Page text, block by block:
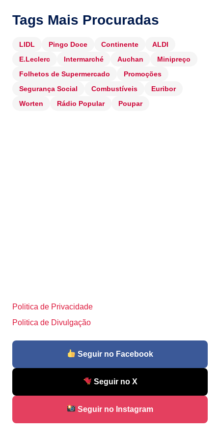
Tags Mais Procuradas
LIDL Pingo Doce Continente
ALDI
E.Leclerc
Intermarché Auchan
Minipreço
Folhetos de Supermercado
Promoções
Segurança Social
Combustíveis
Euribor
Worten
Rádio Popular Poupar
Politica de Privacidade
Politica de Divulgação
Seguir no Facebook
Seguir no X
Seguir no Instagram